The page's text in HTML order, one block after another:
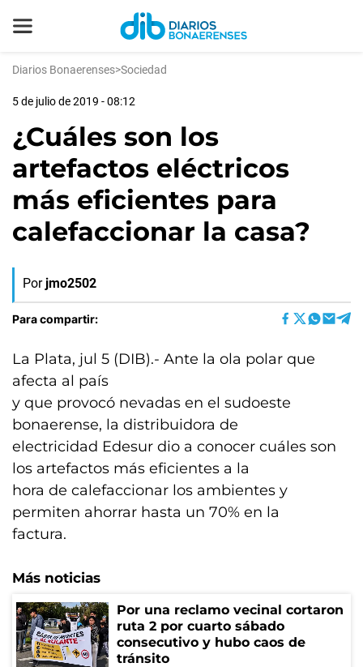
Diarios Bonaerenses>Sociedad
5 de julio de 2019 - 08:12
¿Cuáles son los
artefactos eléctricos
más eficientes para
calefaccionar la casa?
Por jmo2502
Para compartir:
La Plata, jul 5 (DIB).- Ante la ola polar que
afecta al país
y que provocó nevadas en el sudoeste
bonaerense, la distribuidora de
electricidad Edesur dio a conocer cuáles son
los artefactos más eficientes a la
hora de calefaccionar los ambientes y
permiten ahorrar hasta un 70% en la
factura.
Más noticias
Por una reclamo vecinal cortaron
ruta 2 por cuarto sábado
consecutivo y hubo caos de
tránsito